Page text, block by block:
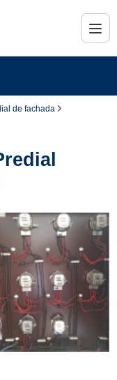
de fachada